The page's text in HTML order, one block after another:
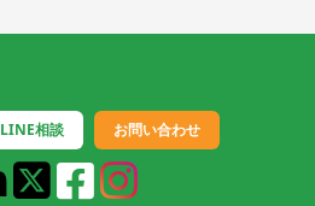
LINE相談 お問い合わせ